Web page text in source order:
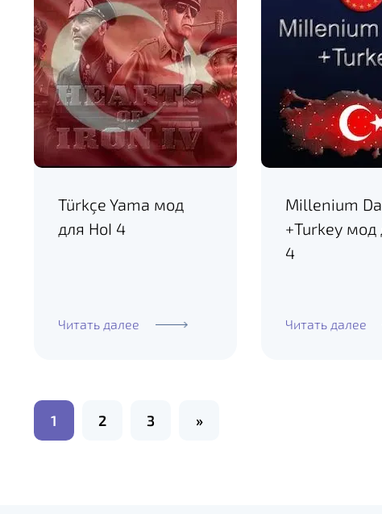
Türkçe Yama мод
для HoI 4
Читать далее
Millenium
+Turkey мод
4
Читать далее
Пагинация
1 2 3 »